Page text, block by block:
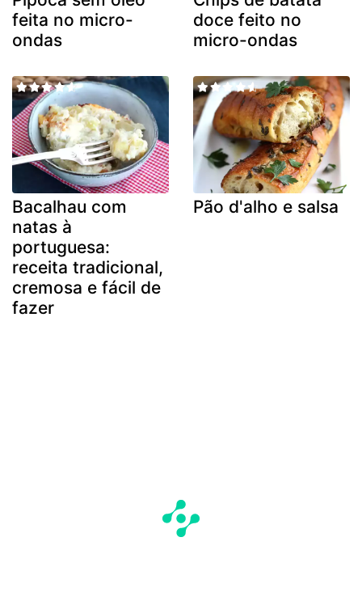
feita no micro-
ondas
doce feito no
micro-ondas
Bacalhau com
natas à
portuguesa:
receita tradicional,
cremosa e fácil de
fazer
Pão d'alho e salsa